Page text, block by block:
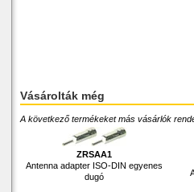
Vásárolták még
A következő termékeket más vásárlók
ZRSAA1
Antenna adapter ISO-DIN egyenes
dugó